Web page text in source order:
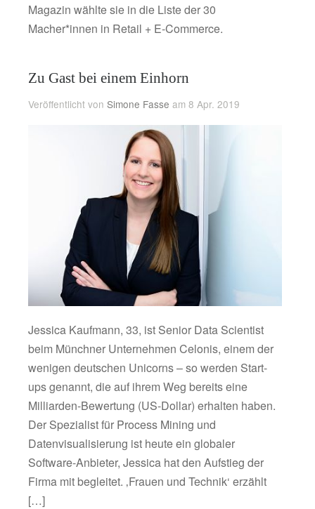
Magazin wählte sie in die Liste der 30
Macher*innen in Retail + E-Commerce.
Zu Gast bei einem Einhorn
Veröffentlicht von Simone Fasse am 8 Apr. 2019
Jessica Kaufmann, 33, ist Senior Data Scientist
beim Münchner Unternehmen Celonis, einem der
wenigen deutschen Unicorns – so werden Start-
ups genannt, die auf ihrem Weg bereits eine
Milliarden-Bewertung (US-Dollar) erhalten haben.
Der Spezialist für Process Mining und
Datenvisualisierung ist heute ein globaler
Software-Anbieter, Jessica hat den Aufstieg der
Firma mit begleitet. ‚Frauen und Technik‘ erzählt
[…]